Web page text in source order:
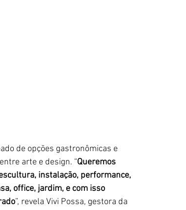
de opções gastronômicas e
arte e design. “Queremos
instalação, performance,
office, jardim, e com isso
”, revela Vivi Possa, gestora da